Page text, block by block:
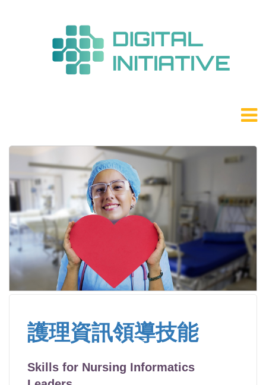
護理資訊領導技能
Skills for Nursing Informatics